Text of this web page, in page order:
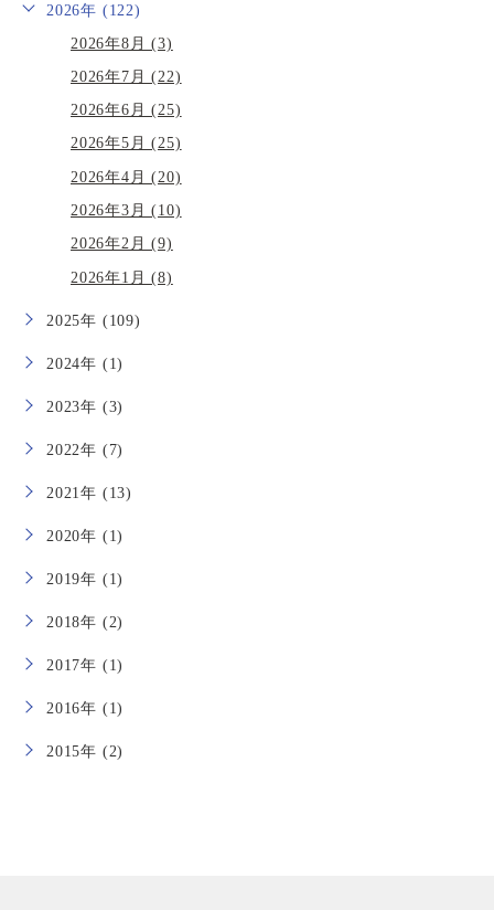
2026年 (122)
2026年8月 (3)
2026年7月 (22)
2026年6月 (25)
2026年5月 (25)
2026年4月 (20)
2026年3月 (10)
2026年2月 (9)
2026年1月 (8)
2025年 (109)
2024年 (1)
2023年 (3)
2022年 (7)
2021年 (13)
2020年 (1)
2019年 (1)
2018年 (2)
2017年 (1)
2016年 (1)
2015年 (2)